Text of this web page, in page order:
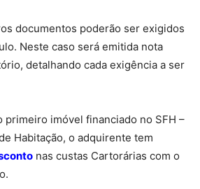
documentos poderão ser exigidos
Neste caso será emitida nota
detalhando cada exigência a ser
primeiro imóvel financiado no SFH –
Habitação, o adquirente tem
nas custas Cartorárias com o